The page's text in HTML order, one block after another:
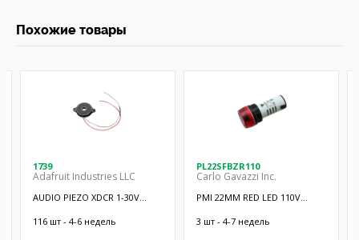
Похожие товары
1739
Adafruit Industries LLC
AUDIO PIEZO XDCR 1-30V
116 шт - 4-6 недель
PL22SFBZR110
Carlo Gavazzi Inc.
PMI 22MM RED LED 110V
3 шт - 4-7 недель